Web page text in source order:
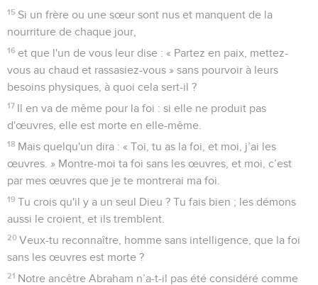
15 Si un frère ou une sœur sont nus et manquent de la
nourriture de chaque jour,
16 et que l'un de vous leur dise : « Partez en paix, mettez-
vous au chaud et rassasiez-vous » sans pourvoir à leurs
besoins physiques, à quoi cela sert-il ?
17 Il en va de même pour la foi : si elle ne produit pas
d'œuvres, elle est morte en elle-même.
18 Mais quelqu'un dira : « Toi, tu as la foi, et moi, j’ai les
œuvres. » Montre-moi ta foi sans les œuvres, et moi, c’est
par mes œuvres que je te montrerai ma foi.
19 Tu crois qu'il y a un seul Dieu ? Tu fais bien ; les démons
aussi le croient, et ils tremblent.
20 Veux-tu reconnaître, homme sans intelligence, que la foi
sans les œuvres est morte ?
21 Notre ancêtre Abraham n’a-t-il pas été considéré comme